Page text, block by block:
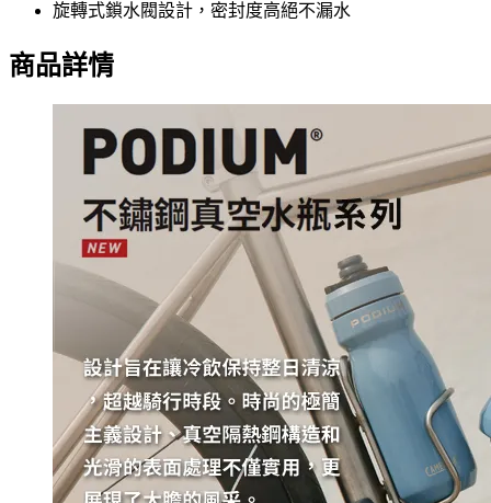
旋轉式鎖水閥設計，密封度高絕不漏水
商品詳情